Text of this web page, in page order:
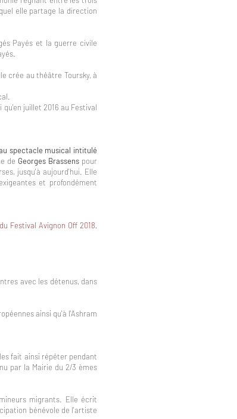
elle partage la direction
Payés et la guerre civile
crée au théâtre Toursky, à
juillet 2016 au Festival
spectacle musical intitulé
de Georges Brassens pour
jusqu'à aujourd'hui. Elle
et profondément
Festival Avignon Off 2018,
avec les détenus, dans
ainsi qu'à l'Ashram
fait ainsi répéter pendant
par la Mairie du 2/3 èmes
migrants. Elle écrit
bénévole de l'artiste